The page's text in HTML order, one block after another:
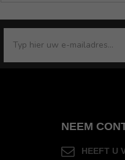
NEEM
HEEFT U